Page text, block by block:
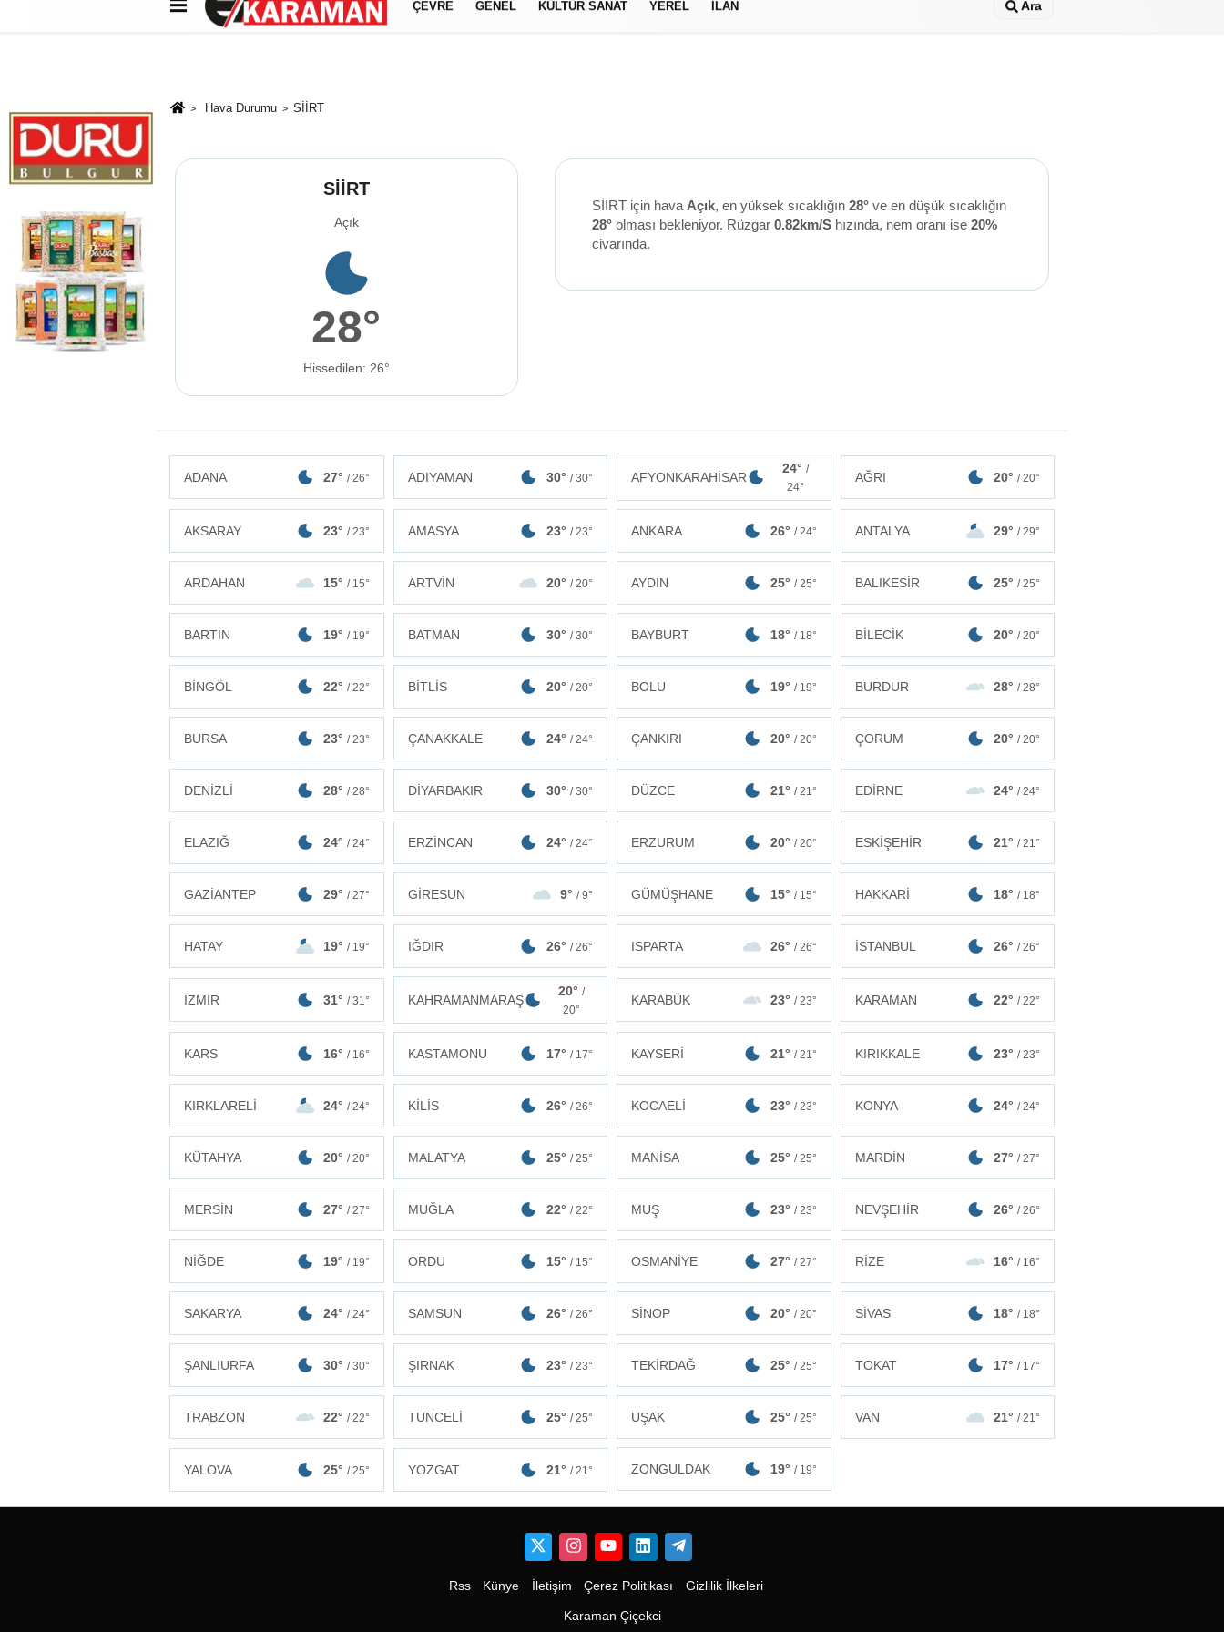
Künye İletişim Çerez Politikası Gizlilik İlkeleri
ÇEVRE GENEL KÜLTÜR SANAT YEREL İLAN Ara
Hava Durumu SİİRT
SİİRT
Açık
28°
Hissedilen: 26°
SİİRT için hava Açık, en yüksek sıcaklığın 28°ve en düşük sıcaklığın
28°olması bekleniyor. Rüzgar 0.82km/Shızında, nem oranı ise 20%
civarında.
ADANA 27° / 26° ADIYAMAN 30° / 30° AFYONKARAHİSAR
24° /
24°
AĞRI 20° / 20°
AKSARAY 23° / 23° AMASYA 23° / 23° ANKARA 26° / 24° ANTALYA 29° / 29°
ARDAHAN 15° / 15° ARTVİN 20° / 20° AYDIN 25° / 25° BALIKESİR 25° / 25°
BARTIN 19° / 19° BATMAN 30° / 30° BAYBURT 18° / 18° BİLECİK 20° / 20°
BİNGÖL 22° / 22° BİTLİS 20° / 20° BOLU 19° / 19° BURDUR 28° / 28°
BURSA 23° / 23° ÇANAKKALE 24° / 24° ÇANKIRI 20° / 20° ÇORUM 20° / 20°
DENİZLİ 28° / 28° DİYARBAKIR 30° / 30° DÜZCE 21° / 21° EDİRNE 24° / 24°
ELAZIĞ 24° / 24° ERZİNCAN 24° / 24° ERZURUM 20° / 20° ESKİŞEHİR 21° / 21°
GAZİANTEP 29° / 27° GİRESUN 9° / 9° GÜMÜŞHANE 15° / 15° HAKKARİ 18° / 18°
HATAY 19° / 19° IĞDIR 26° / 26° ISPARTA 26° / 26° İSTANBUL 26° / 26°
İZMİR 31° / 31° KAHRAMANMARAŞ
20°/
20°
KARABÜK 23° / 23° KARAMAN 22° / 22°
KARS 16° / 16° KASTAMONU 17° / 17° KAYSERİ 21° / 21° KIRIKKALE 23° / 23°
KIRKLARELİ 24° / 24° KİLİS 26° / 26° KOCAELİ 23° / 23° KONYA 24° / 24°
KÜTAHYA 20° / 20° MALATYA 25° / 25° MANİSA 25° / 25° MARDİN 27° / 27°
MERSİN 27° / 27° MUĞLA 22° / 22° MUŞ 23° / 23° NEVŞEHİR 26° / 26°
NİĞDE 19° / 19° ORDU 15° / 15° OSMANİYE 27° / 27° RİZE 16° / 16°
SAKARYA 24° / 24° SAMSUN 26° / 26° SİNOP 20° / 20° SİVAS 18° / 18°
ŞANLIURFA 30° / 30° ŞIRNAK 23° / 23° TEKİRDAĞ 25° / 25° TOKAT 17° / 17°
TRABZON 22° / 22° TUNCELİ 25° / 25° UŞAK 25° / 25° VAN 21° / 21°
YALOVA 25° / 25° YOZGAT 21° / 21° ZONGULDAK 19° / 19°
Rss Künye İletişim Çerez Politikası Gizlilik İlkeleri
Karaman Çiçekci